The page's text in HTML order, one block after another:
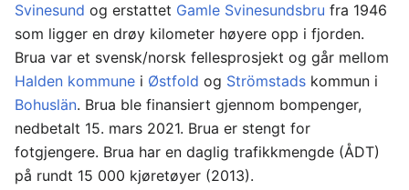
Svinesund og erstattet Gamle Svinesundsbru fra 1946
som ligger en drøy kilometer høyere opp i fjorden.
Brua var et svensk/norsk fellesprosjekt og går mellom
Halden kommune i Østfold og Strömstads kommun i
Bohuslän. Brua ble finansiert gjennom bompenger,
nedbetalt 15. mars 2021. Brua er stengt for
fotgjengere. Brua har en daglig trafikkmengde (ÅDT)
på rundt 15 000 kjøretøyer (2013).